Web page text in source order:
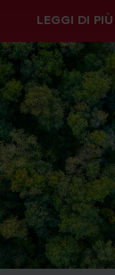
LEGGI DI PIÙ